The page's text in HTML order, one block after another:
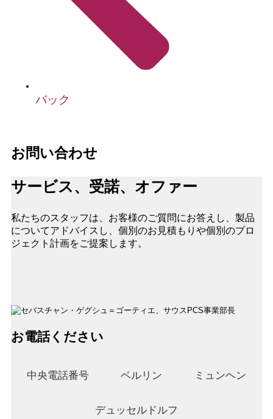
バック
お問い合わせ
サービス、受諾、オファー
私たちのスタッフは、お客様のご質問にお答えし、製品
についてアドバイスし、個別のお見積もりや個別のプロ
ジェクト計画をご提案します。
お電話ください
中央電話番号 ベルリン ミュンヘン
デュッセルドルフ